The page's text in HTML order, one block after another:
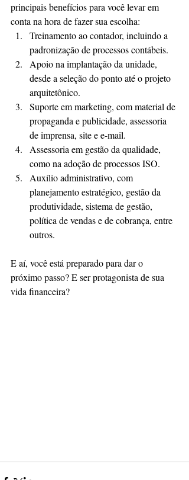
principais benefícios para você levar em
conta na hora de fazer sua escolha:
Treinamento ao contador, incluindo a
padronização de processos contábeis.
Apoio na implantação da unidade,
desde a seleção do ponto até o projeto
arquitetônico.
Suporte em marketing, com material de
propaganda e publicidade, assessoria
de imprensa, site e e-mail.
Assessoria em gestão da qualidade,
como na adoção de processos ISO.
Auxílio administrativo, com
planejamento estratégico, gestão da
produtividade, sistema de gestão,
política de vendas e de cobrança, entre
outros.
E aí, você está preparado para dar o
próximo passo? E ser protagonista de sua
vida financeira?